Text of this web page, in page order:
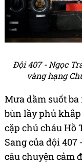
Đội 407 - Ngọc
vàng hạng
Mưa dầm suốt ba
bùn lầy phủ
cặp chú cháu Hồ
Sang của đội
câu chuyện cảm